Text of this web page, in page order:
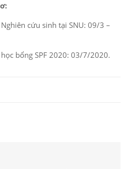
cứu sinh tại SNU: 09/3 –
bổng SPF 2020: 03/7/2020.